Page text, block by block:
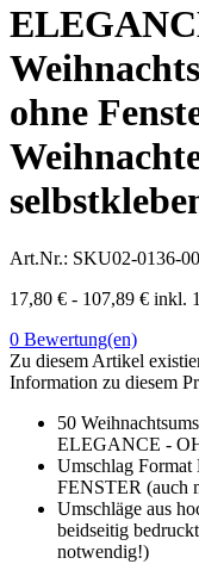
ohne
Art.Nr.: SKU02-0136-
17,80 € - 107,89 € inkl.
0 Bewertung(en)
Zu diesem Artikel
Information zu diesem
50
ELEGANCE -
Umschlag
FENSTER (auch
Umschläge aus
beidseitig
notwendig!)